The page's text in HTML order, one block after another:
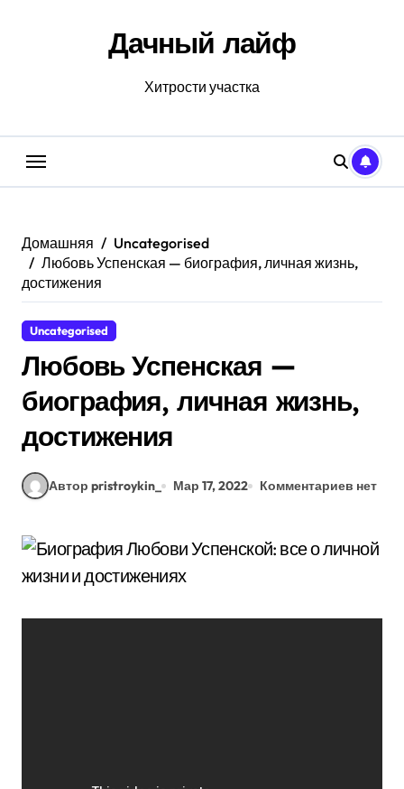
Дачный лайф
Хитрости участка
Домашняя
Uncategorised
Любовь Успенская — биография, личная жизнь,
достижения
Uncategorised
Любовь Успенская —
биография, личная жизнь,
достижения
Автор pristroykin_ Мар 17, 2022 Комментариев нет